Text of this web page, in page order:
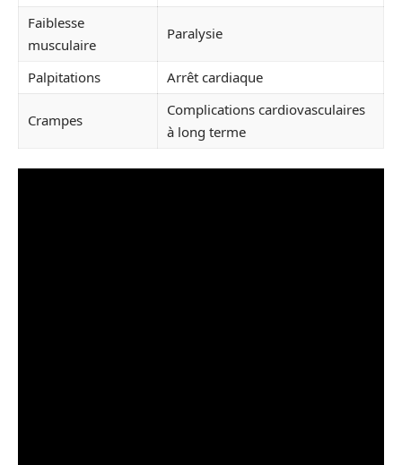
Faiblesse
musculaire
Paralysie
Palpitations Arrêt cardiaque
Crampes
Complications cardiovasculaires
à long terme